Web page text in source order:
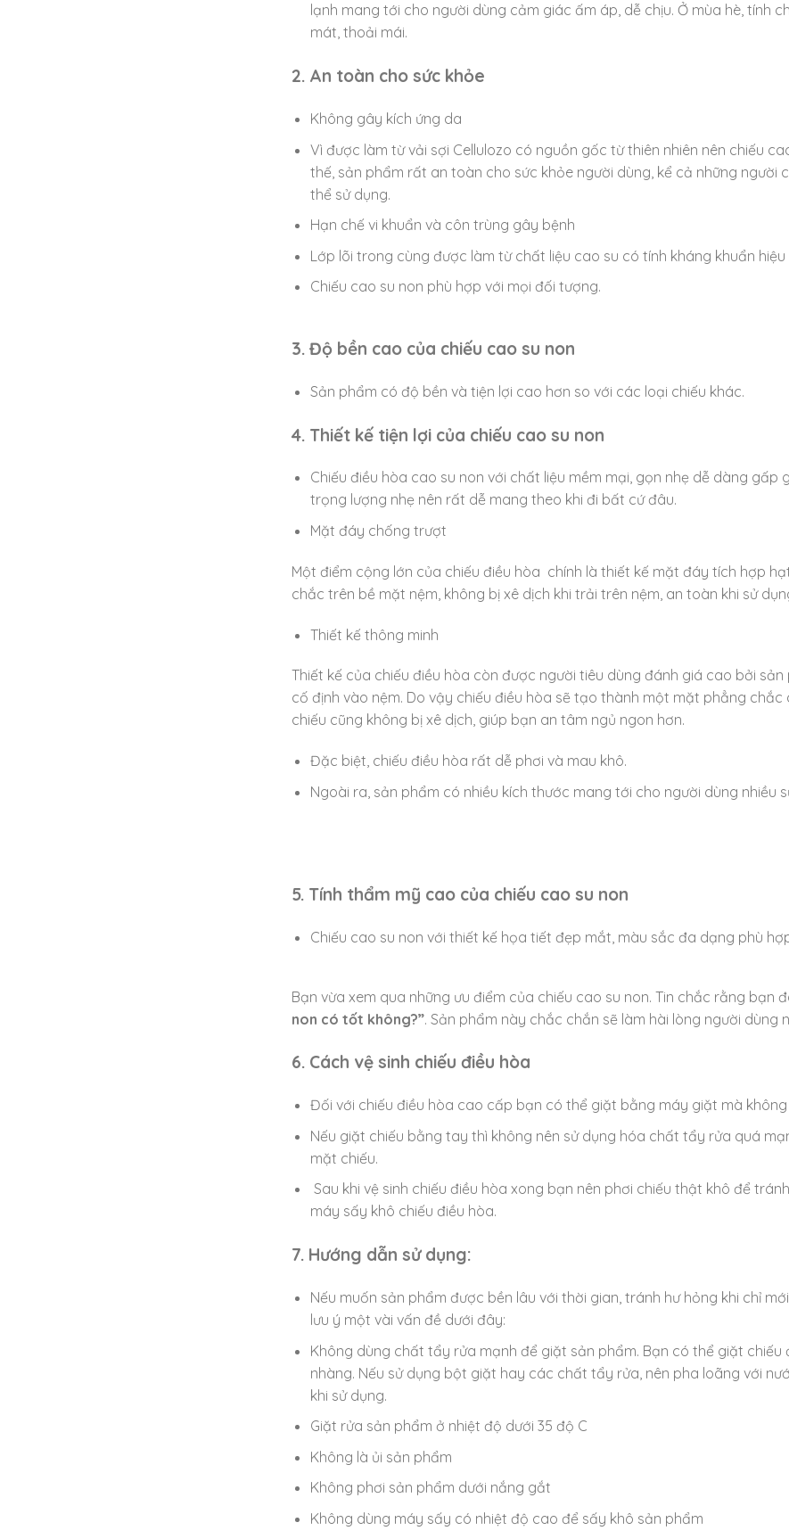
lạnh mang tới cho người dùng cảm giác ấm áp, dễ chịu. Ở mùa hè, tính
mát, thoải mái.
2. An toàn cho sức khỏe
Không gây kích ứng da
Vì được làm từ vải sợi Cellulozo có nguồn gốc từ thiên nhiên nên chiếu
thế, sản phẩm rất an toàn cho sức khỏe người dùng, kể cả những người
thể sử dụng.
Hạn chế vi khuẩn và côn trùng gây bệnh
Lớp lõi trong cùng được làm từ chất liệu cao su có tính kháng khuẩn
Chiếu cao su non phù hợp với mọi đối tượng.
3. Độ bền cao của chiếu cao su non
Sản phẩm có độ bền và tiện lợi cao hơn so với các loại chiếu khác.
4. Thiết kế tiện lợi của chiếu cao su non
Chiếu điều hòa cao su non với chất liệu mềm mại, gọn nhẹ dễ dàng gấp
trọng lượng nhẹ nên rất dễ mang theo khi đi bất cứ đâu.
Mặt đáy chống trượt
Một điểm cộng lớn của chiếu điều hòa chính là thiết kế mặt đáy tích hợp
chắc trên bề mặt nệm, không bị xê dịch khi trải trên nệm, an toàn khi sử
Thiết kế thông minh
Thiết kế của chiếu điều hòa còn được người tiêu dùng đánh giá cao bởi
cố định vào nệm. Do vậy chiếu điều hòa sẽ tạo thành một mặt phẳng
chiếu cũng không bị xê dịch, giúp bạn an tâm ngủ ngon hơn.
Đặc biệt, chiếu điều hòa rất dễ phơi và mau khô.
Ngoài ra, sản phẩm có nhiều kích thước mang tới cho người dùng nhiều
5. Tính thẩm mỹ cao của chiếu cao su non
Chiếu cao su non với thiết kế họa tiết đẹp mắt, màu sắc đa dạng phù
Bạn vừa xem qua những ưu điểm của chiếu cao su non. Tin chắc rằng bạn
non có tốt không?”. Sản phẩm này chắc chắn sẽ làm hài lòng người dùng
6. Cách vệ sinh chiếu điều hòa
Đối với chiếu điều hòa cao cấp bạn có thể giặt bằng máy giặt mà không
Nếu giặt chiếu bằng tay thì không nên sử dụng hóa chất tẩy rửa quá
mặt chiếu.
Sau khi vệ sinh chiếu điều hòa xong bạn nên phơi chiếu thật khô để
máy sấy khô chiếu điều hòa.
7. Hướng dẫn sử dụng:
Nếu muốn sản phẩm được bền lâu với thời gian, tránh hư hỏng khi chỉ
lưu ý một vài vấn đề dưới đây:
Không dùng chất tẩy rửa mạnh để giặt sản phẩm. Bạn có thể giặt
nhàng. Nếu sử dụng bột giặt hay các chất tẩy rửa, nên pha loãng với
khi sử dụng.
Giặt rửa sản phẩm ở nhiệt độ dưới 35 độ C
Không là ủi sản phẩm
Không phơi sản phẩm dưới nắng gắt
Không dùng máy sấy có nhiệt độ cao để sấy khô sản phẩm